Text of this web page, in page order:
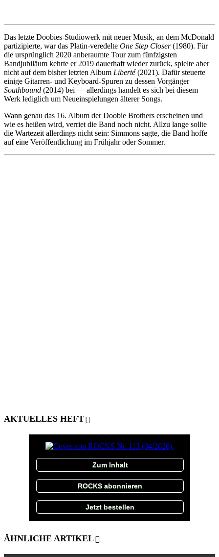
Das letzte Doobies-Studiowerk mit neuer Musik, an dem McDonald
partizipierte, war das Platin-veredelte One Step Closer(1980). Für
die ursprünglich 2020 anberaumte Tour zum fünfzigsten
Bandjubiläum kehrte er 2019 dauerhaft wieder zurück, spielte aber
nicht auf dem bisher letzten Album Liberté(2021). Dafür steuerte
einige Gitarren- und Keyboard-Spuren zu dessen Vorgänger
Southbound (2014) bei — allerdings handelt es sich bei diesem
Werk lediglich um Neueinspielungen älterer Songs.
Wann genau das 16. Album der Doobie Brothers erscheinen und
wie es heißen wird, verriet die Band noch nicht. Allzu lange sollte
die Wartezeit allerdings nicht sein: Simmons sagte, die Band hoffe
auf eine Veröffentlichung im Frühjahr oder Sommer.
AKTUELLES HEFT
Zum Inhalt
ROCKS abonnieren
Jetzt bestellen
ÄHNLICHE ARTIKEL